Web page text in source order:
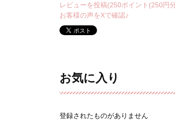
レビューを投稿(250ポイント(250円
お客様の声をXで確認♪
お気に入り
登録されたものがありません